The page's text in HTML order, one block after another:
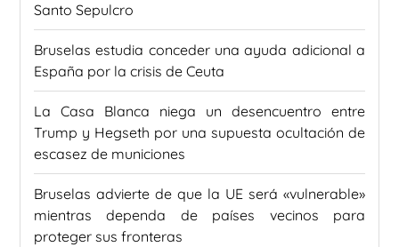
Santo Sepulcro
Bruselas estudia conceder una ayuda adicional a
España por la crisis de Ceuta
La Casa Blanca niega un desencuentro entre
Trump y Hegseth por una supuesta ocultación de
escasez de municiones
Bruselas advierte de que la UE será «vulnerable»
mientras dependa de países vecinos para
proteger sus fronteras